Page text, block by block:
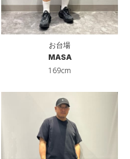
お台場
MASA
169cm